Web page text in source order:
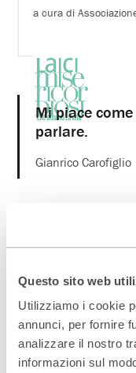
Questo sito web
Utilizziamo i cookie
annunci, per fornire
analizzare il nostro
informazioni sul
a cura di
Mi piace
parlare.
Gianrico Carofiglio
Un percorso di
Decidere di ascoltare,
Giocare e rompere
a nostra volta siamo/
Giochi, scrittura,